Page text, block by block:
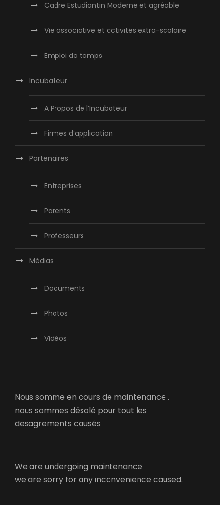
Cadre Estudiantin Moderne et agréable
Vie associative et activités extra-scolaire
Emploi de temps
Incubateur
A Propos de l’Incubateur
Firmes d’application
Partenaires
Entreprises
Parents
Professeurs
Médias
Documents
Photos
Vidéos
Nous somme en cours de maintenance .
nous sommes désolé pour tout les
desagrements causés
We are undergoing maintenance
we are sorry for any inconvenience caused.